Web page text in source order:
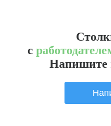
с
Напишите